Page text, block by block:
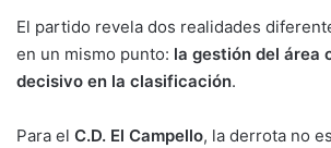
El partido revela dos realidades
en un mismo punto: la gestión del área
decisivo en la clasificación.
Para el C.D. El Campello, la derrota no